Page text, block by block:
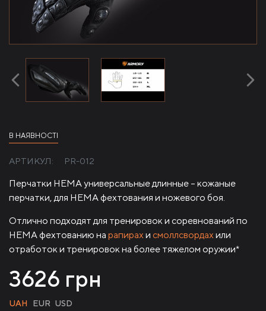
В НАЯВНОСТІ
АРТИКУЛ: PR-012
Перчатки HEMA универсальные длинные – кожаные
перчатки, для HEMA фехтования и ножевого боя.
Отлично подходят для тренировок и соревнований по
HEMA фехтованию на рапирахи смоллсвордахили
отработок и тренировок на более тяжелом оружии*
3626 грн
UAH EUR USD